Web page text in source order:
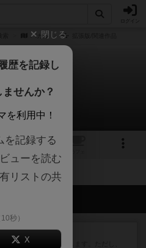
パカル
ル
連作品 0件
1
新しい投稿
の街の物語
4×4で並べて街づくりします。ただし、
閉じる
歴を記録し
せんか？
を利用中！
を記録する
ューを読む
リストの共
秒）
X